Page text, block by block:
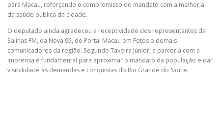
para Macau, reforçando o compromisso do mandato com a melhoria
da saúde pública da cidade.
O deputado ainda agradeceu a receptividade dos representantes da
Salinas FM, da Nova 95, do Portal Macau em Fotos e demais
comunicadores da região. Segundo Taveira Júnior, a parceria com a
imprensa é fundamental para aproximar o mandato da população e dar
visibilidade às demandas e conquistas do Rio Grande do Norte.